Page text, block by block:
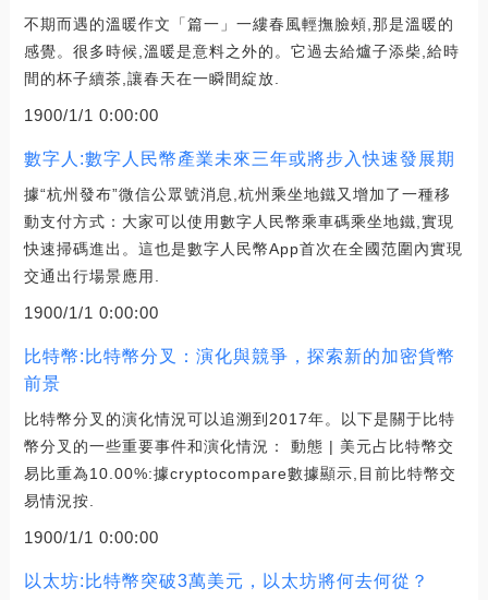
不期而遇的溫暖作文「篇一」一縷春風輕撫臉頰,那是溫暖的
感覺。很多時候,溫暖是意料之外的。它過去給爐子添柴,給時
間的杯子續茶,讓春天在一瞬間綻放.
1900/1/1 0:00:00
數字人:數字人民幣產業未來三年或將步入快速發展期
據“杭州發布”微信公眾號消息,杭州乘坐地鐵又增加了一種移
動支付方式：大家可以使用數字人民幣乘車碼乘坐地鐵,實現
快速掃碼進出。這也是數字人民幣App首次在全國范圍內實現
交通出行場景應用.
1900/1/1 0:00:00
比特幣:比特幣分叉：演化與競爭，探索新的加密貨幣
前景
比特幣分叉的演化情況可以追溯到2017年。以下是關于比特
幣分叉的一些重要事件和演化情況： 動態 | 美元占比特幣交
易比重為10.00%:據cryptocompare數據顯示,目前比特幣交
易情況按.
1900/1/1 0:00:00
以太坊:比特幣突破3萬美元，以太坊將何去何從？